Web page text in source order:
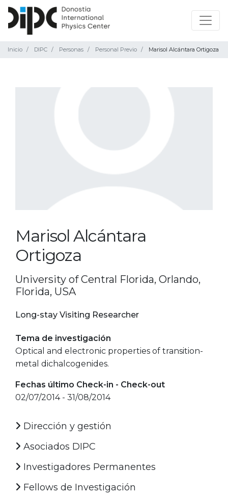
Inicio DIPC Personas Personal Previo Marisol Alcántara Ortigoza
Marisol Alcántara
Ortigoza
University of Central Florida, Orlando,
Florida, USA
Long-stay Visiting Researcher
Tema de investigación
Optical and electronic properties of transition-
metal dichalcogenides.
Fechas último Check-in - Check-out
02/07/2014 - 31/08/2014
Dirección y gestión
Asociados DIPC
Investigadores Permanentes
Fellows de Investigación